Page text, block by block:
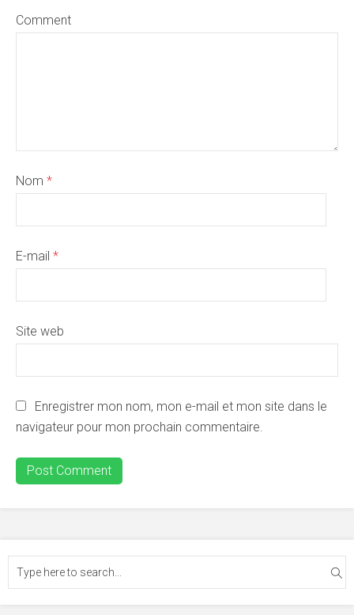
Comment
Nom *
E-mail *
Site web
Enregistrer mon nom, mon e-mail et mon site dans le
navigateur pour mon prochain commentaire.